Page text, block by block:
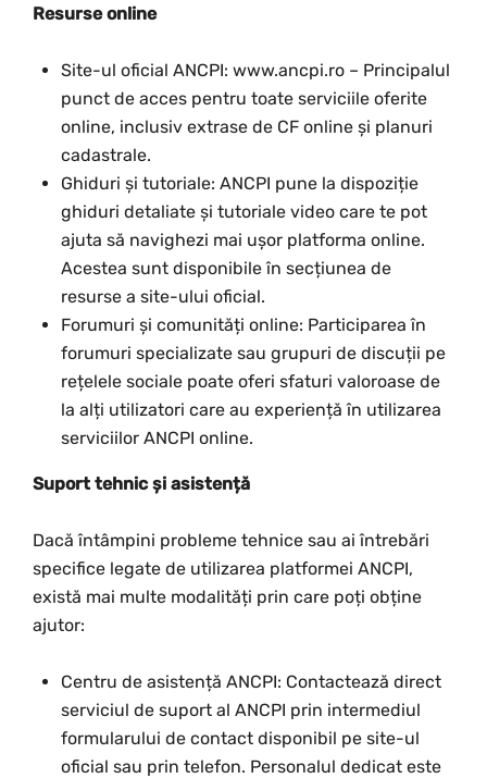
Resurse online
Site-ul oficial ANCPI: www.ancpi.ro – Principalul
punct de acces pentru toate serviciile oferite
online, inclusiv extrase de CF online și planuri
cadastrale.
Ghiduri și tutoriale: ANCPI pune la dispoziție
ghiduri detaliate și tutoriale video care te pot
ajuta să navighezi mai ușor platforma online.
Acestea sunt disponibile în secțiunea de
resurse a site-ului oficial.
Forumuri și comunități online: Participarea în
forumuri specializate sau grupuri de discuții pe
rețelele sociale poate oferi sfaturi valoroase de
la alți utilizatori care au experiență în utilizarea
serviciilor ANCPI online.
Suport tehnic și asistență
Dacă întâmpini probleme tehnice sau ai întrebări
specifice legate de utilizarea platformei ANCPI,
există mai multe modalități prin care poți obține
ajutor:
Centru de asistență ANCPI: Contactează direct
serviciul de suport al ANCPI prin intermediul
formularului de contact disponibil pe site-ul
oficial sau prin telefon. Personalul dedicat este